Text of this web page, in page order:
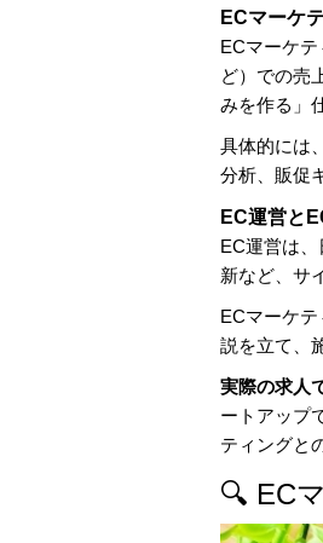
ECマーケ
ECマーケ
ど）での売
みを作る」
具体的には
分析、販促
EC運営と
EC運営は
新など、サ
ECマーケ
説を立て、
実際の求人
ートアップ
ティングと
🔍 EC